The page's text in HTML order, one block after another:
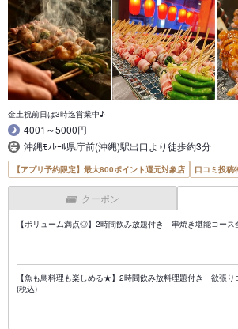
金土祝前日は3時迄営業中♪
4001～5000円
沖縄ﾓﾉﾚｰﾙ県庁前(沖縄)駅出口より徒歩約3分
【アプリ予約限定】最大800ポイント還元対象店 口コミ投稿
クーポン
【ボリューム満点◎】2時間飲み放題付き 串焼き堪能コー
【魚も鳥料理も楽しめる★】2時間飲み放料理題付き 欲張
(税込)